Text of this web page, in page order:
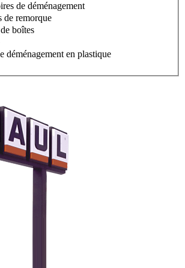
de déménagement
de remorque
boîtes
déménagement en plastique